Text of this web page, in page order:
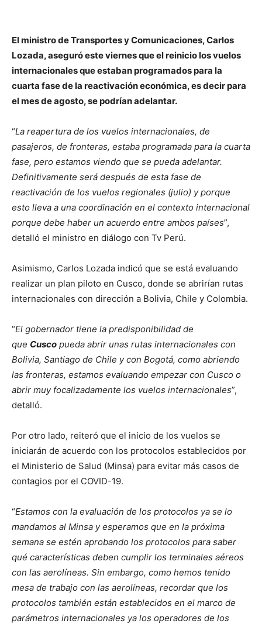
El ministro de Transportes y Comunicaciones, Carlos
Lozada, aseguró este viernes que el reinicio los vuelos
internacionales que estaban programados para la
cuarta fase de la reactivación económica, es decir para
el mes de agosto, se podrían adelantar.
“La reapertura de los vuelos internacionales, de
pasajeros, de fronteras, estaba programada para la cuarta
fase, pero estamos viendo que se pueda adelantar.
Definitivamente será después de esta fase de
reactivación de los vuelos regionales (julio) y porque
esto lleva a una coordinación en el contexto internacional
porque debe haber un acuerdo entre ambos países”,
detalló el ministro en diálogo con Tv Perú.
Asimismo, Carlos Lozada indicó que se está evaluando
realizar un plan piloto en Cusco, donde se abrirían rutas
internacionales con dirección a Bolivia, Chile y Colombia.
“El gobernador tiene la predisponibilidad de
que Cusco pueda abrir unas rutas internacionales con
Bolivia, Santiago de Chile y con Bogotá, como abriendo
las fronteras, estamos evaluando empezar con Cusco o
abrir muy focalizadamente los vuelos internacionales”,
detalló.
Por otro lado, reiteró que el inicio de los vuelos se
iniciarán de acuerdo con los protocolos establecidos por
el Ministerio de Salud (Minsa) para evitar más casos de
contagios por el COVID-19.
“Estamos con la evaluación de los protocolos ya se lo
mandamos al Minsa y esperamos que en la próxima
semana se estén aprobando los protocolos para saber
qué características deben cumplir los terminales aéreos
con las aerolíneas. Sin embargo, como hemos tenido
mesa de trabajo con las aerolíneas, recordar que los
protocolos también están establecidos en el marco de
parámetros internacionales ya los operadores de los